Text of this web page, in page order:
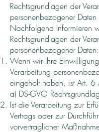
Rechtsgrundlagen der
personenbezogener Daten
Nachfolgend Informieren
Rechtsgrundlagen der
personenbezogener Daten:
Wenn wir Ihre
Verarbeitung
eingeholt haben, ist Art.
a) DS-GVO
Ist die Verarbeitung zur
Vertrags oder zur
vorvertraglicher